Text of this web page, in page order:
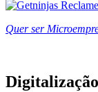
Quer ser